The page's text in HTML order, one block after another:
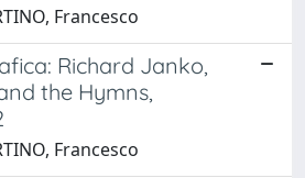
Francesco
Richard Janko,
the Hymns,
Francesco